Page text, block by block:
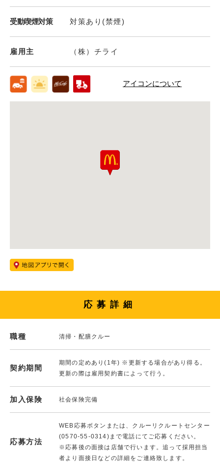
受動喫煙対策 対策あり(禁煙)
雇用主 （株）チライ
アイコンについて
応募詳細
職種 清掃・配膳クルー
契約期間
期間の定めあり(1年) ※更新する場合があり得る。
更新の際は雇用契約書によって行う。
加入保険 社会保険完備
応募方法
WEB応募ボタンまたは、クルーリクルートセンター
(0570-55-0314)まで電話にてご応募ください。
※応募後の面接は店舗で行います。追って採用担当
者より面接日などの詳細をご連絡致します。